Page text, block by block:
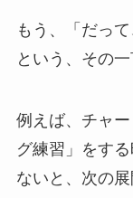
もう、「だっ
という、その一
例えば、チャ
グ練習」をす
ないと、次の